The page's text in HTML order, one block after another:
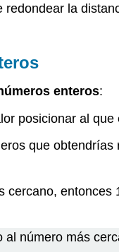
la
enteros:
posicionar al
que
cercano,
número más